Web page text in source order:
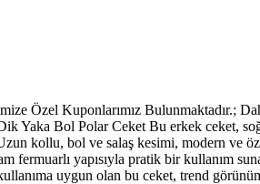
Özel Kuponlarımız Bulunmaktadır.;
Bol Polar Ceket Bu erkek ceket,
kollu, bol ve salaş kesimi, modern ve
fermuarlı yapısıyla pratik bir kullanım
uygun olan bu ceket, trend